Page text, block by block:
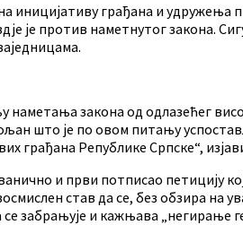
иницијативу грађана и
је против наметнутог закона.
закона од одлазећег
што је по овом питању
грађана Републике Српске“,
и први потписао петицију
став да се, без обзира на
забрањује и кажњава „негирање